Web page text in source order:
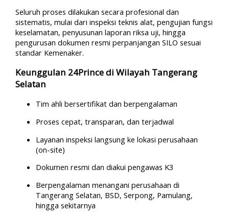
Seluruh proses dilakukan secara profesional dan
sistematis, mulai dari inspeksi teknis alat, pengujian fungsi
keselamatan, penyusunan laporan riksa uji, hingga
pengurusan dokumen resmi perpanjangan SILO sesuai
standar Kemenaker.
Keunggulan 24Prince di Wilayah Tangerang
Selatan
Tim ahli bersertifikat dan berpengalaman
Proses cepat, transparan, dan terjadwal
Layanan inspeksi langsung ke lokasi perusahaan
(on-site)
Dokumen resmi dan diakui pengawas K3
Berpengalaman menangani perusahaan di
Tangerang Selatan, BSD, Serpong, Pamulang,
hingga sekitarnya